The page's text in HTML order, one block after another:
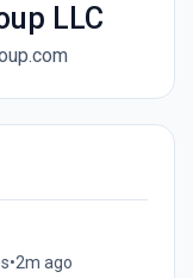
LLC
•2m ago